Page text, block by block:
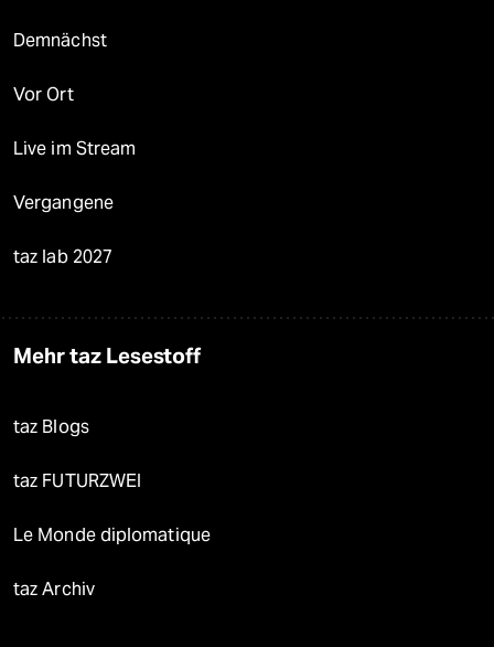
Demnächst
Vor Ort
Live im Stream
Vergangene
taz lab 2027
Mehr taz Lesestoff
taz Blogs
taz FUTURZWEI
Le Monde diplomatique
taz Archiv